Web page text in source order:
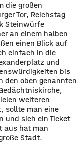
die großen
Tor, Reichstag
Steinwürfe
an einem halben
einen Blick auf
einfach in die
und
bis
den oben genannten
weiteren
sollte man eine
und sich ein Ticket
aus hat man
Stadt.